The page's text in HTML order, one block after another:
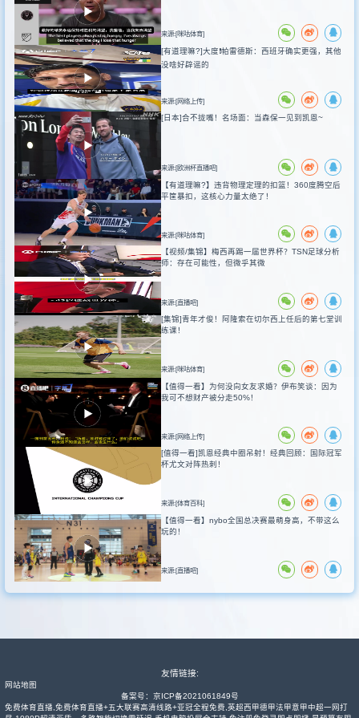
来源:[咪咕体育]
[有道理嘛?]大度❗️帕雷德斯：西班牙确实更强，其他
没啥好辟谣的
来源:[网络上传]
[日本]合不拢嘴！名场面：当森保一见到凯恩~
来源:[欧洲杯直播吧]
【有道理嘛?】违背物理定理的扣篮！360度腾空后
平筐暴扣，这核心力量太绝了！
来源:[咪咕体育]
【视频/集锦】梅西再踢一届世界杯？TSN足球分析
师：存在可能性，但微乎其微
来源:[直播吧]
[集锦]青年才俊！阿隆索在切尔西上任后的第七堂训
练课！
来源:[咪咕体育]
【值得一看】为何没向女友求婚？伊布笑谈：因为
我可不想财产被分走50%！
来源:[网络上传]
[值得一看]凯恩经典中圈吊射！经典回顾：国际冠军
杯尤文对阵热刺！
来源:[体育百科]
【值得一看】nybo全国总决赛最萌身高，不带这么
玩的！
来源:[直播吧]
友情链接:
网站地图
备案号： 京ICP备2021061849号
免费体育直播,免费体育直播+五大联赛高清线路+亚冠全程免费,英超西甲德甲法甲意甲中超一网打